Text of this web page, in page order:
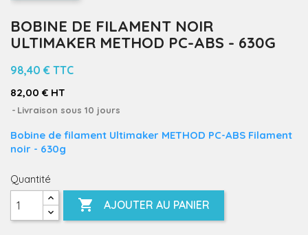
BOBINE DE FILAMENT NOIR
ULTIMAKER METHOD PC-ABS - 630G
98,40 € TTC
82,00 € HT
Livraison sous 10 jours
Bobine de filament Ultimaker METHOD PC-ABS Filament
noir - 630g
Quantité
 AJOUTER AU PANIER